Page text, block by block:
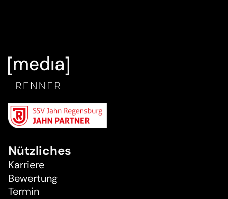
Nützliches
Karriere
Bewertung
Termin